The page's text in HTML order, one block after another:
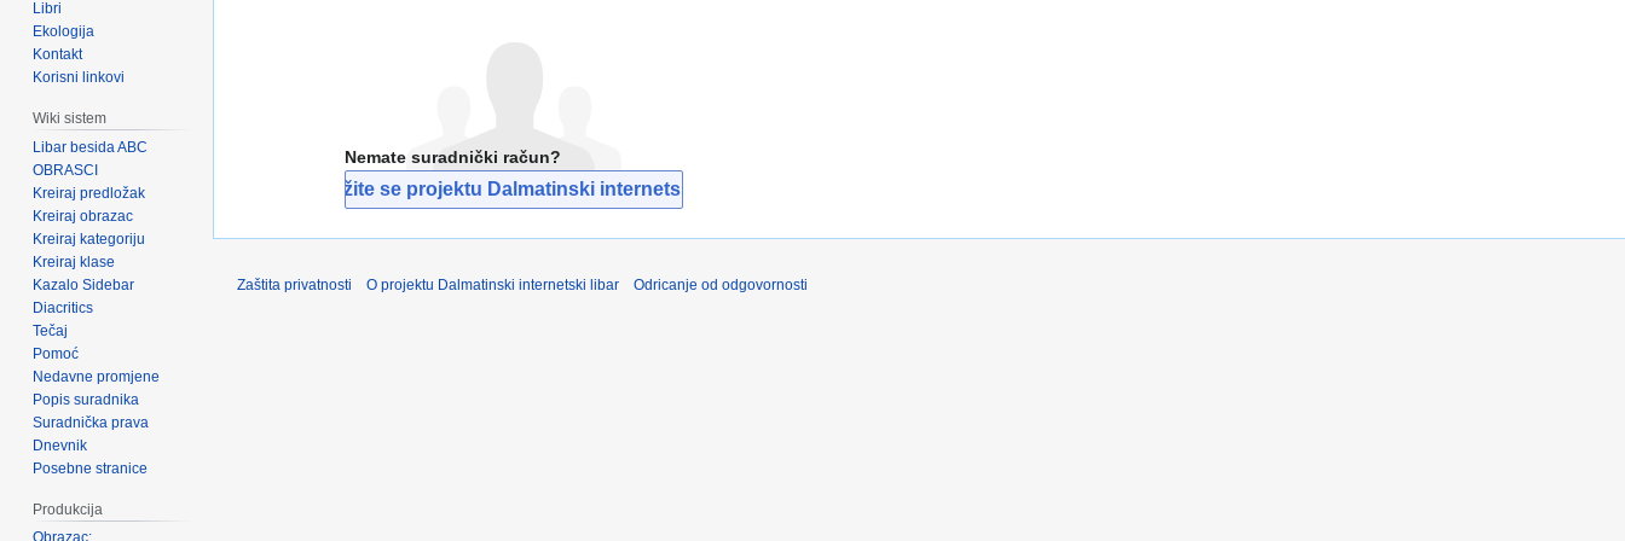
Nemate suradnički račun?
Pridružite se projektu Dalmatinski internetski libar
Libri
Ekologija
Kontakt
Korisni linkovi
Wiki sistem
Libar besida ABC
OBRASCI
Kreiraj predložak
Kreiraj obrazac
Kreiraj kategoriju
Kreiraj klase
Kazalo Sidebar
Diacritics
Tečaj
Pomoć
Nedavne promjene
Popis suradnika
Suradnička prava
Dnevnik
Posebne stranice
Produkcija
Zaštita privatnosti O projektu Dalmatinski internetski libar Odricanje od odgovornosti